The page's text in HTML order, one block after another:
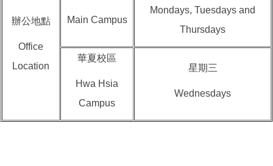
辦公地點
Office
Location
Main Campus
Mondays, Tuesdays and
Thursdays
華夏校區
Hwa Hsia
Campus
星期三
Wednesdays